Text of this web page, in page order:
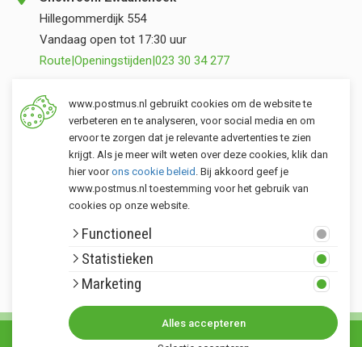
Klantenservice
Postmus merken
Hillegommerdijk 554
Vandaag open tot 17:30 uur
Route|Openingstijden|023 30 34 277
Opslag Valkenburg (ZH)
Torenvlietslaan 3
Vandaag open tot 17:00 uur
Route|Openingstijden |071 401 34 44
© Copyright 2026. Alle rechten voorbehouden Postmus.nl - Het buitenleven •
www.postmus.nl gebruikt cookies om de website te
verbeteren en te analyseren, voor social media en om
ervoor te zorgen dat je relevante advertenties te zien
krijgt. Als je meer wilt weten over deze cookies, klik dan
hier voorons cookie beleid . Bij akkoord geef je
www.postmus.nl toestemming voor het gebruik van
cookies op onze website.
Functioneel
Statistieken
Marketing
Alles accepteren